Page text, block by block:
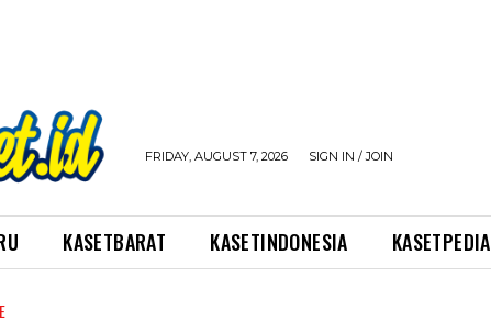
FRIDAY, AUGUST 7, 2026 SIGN IN / JOIN
KASETBARAT KASETINDONESIA KASETPEDIA